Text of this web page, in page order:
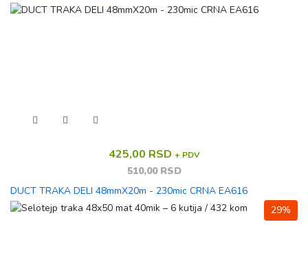
425,00 RSD + PDV
510,00 RSD
DUCT TRAKA DELI 48mmX20m - 230mic CRNA EA616
29%